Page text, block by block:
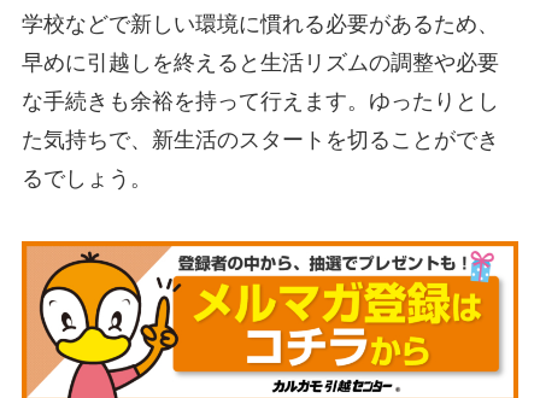
学校などで新しい環境に慣れる必要があるため、
早めに引越しを終えると生活リズムの調整や必要
な手続きも余裕を持って行えます。ゆったりとし
た気持ちで、新生活のスタートを切ることができ
るでしょう。